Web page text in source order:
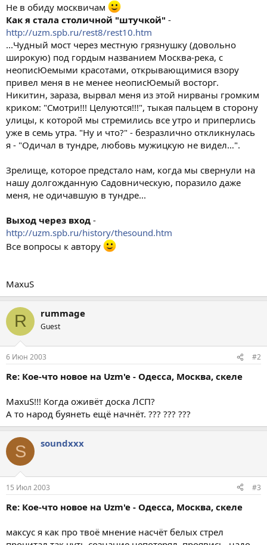
Не в обиду москвичам
Как я стала столичной "штучкой" -
http://uzm.spb.ru/rest8/rest10.htm
...Чудный мост через местную грязнушку (довольно
широкую) под гордым названием Москва-река, с
неописЮемыми красотами, открывающимися взору
привел меня в не менее неописЮемый восторг.
Никитин, зараза, вырвал меня из этой нирваны громким
криком: "Смотри!!! Целуются!!!", тыкая пальцем в сторону
улицы, к которой мы стремились все утро и приперлись
уже в семь утра. "Ну и что?" - безразлично откликнулась
я - "Одичал в тундре, любовь мужицкую не видел…".
Зрелище, которое предстало нам, когда мы свернули на
нашу долгожданную Садовническую, поразило даже
меня, не одичавшую в тундре...
Выход через вход -
http://uzm.spb.ru/history/thesound.htm
Все вопросы к автору
MaxuS
R rummage
Guest
6 Июн 2003 #2
Re: Кое-что новое на Uzm'e - Одесса, Москва, скеле
MaxuS!!! Когда оживёт доска ЛСП?
А то народ буянеть ещё начнёт. ??? ??? ???
S soundxxx
15 Июл 2003 #3
Re: Кое-что новое на Uzm'e - Одесса, Москва, скеле
максус я как про твоё мнение насчёт белых стрел